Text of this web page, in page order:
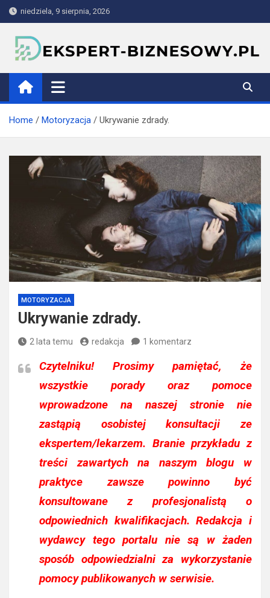
Skip
to
content
niedziela, 9 sierpnia, 2026
ekspert-biznesowy.pl
Home Motoryzacja Ukrywanie zdrady.
MOTORYZACJA
Ukrywanie zdrady.
2 lata temu redakcja 1 komentarz
Czytelniku!Prosimy pamiętać, że
wszystkie porady oraz pomoce
wprowadzone na naszej stronie nie
zastąpią osobistej konsultacji ze
ekspertem/lekarzem. Branie przykładu z
treści zawartych na naszym blogu w
praktyce zawsze powinno być
konsultowane z profesjonalistą o
odpowiednich kwalifikacjach. Redakcja i
wydawcy tego portalu nie są w żaden
sposób odpowiedzialni za wykorzystanie
pomocy publikowanych w serwisie.